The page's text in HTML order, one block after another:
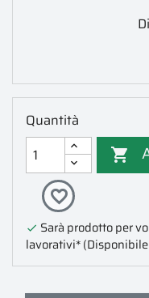
Quantità

favorite_border
 Sarà prodotto per
lavorativi*